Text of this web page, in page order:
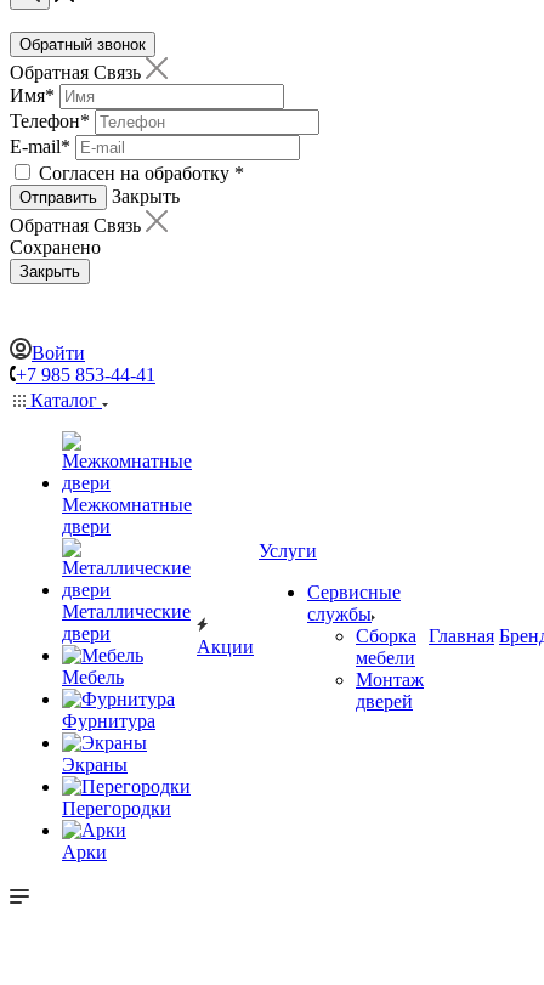
Обратный звонок
Обратная Связь
Имя*
Телефон*
E-mail*
Согласен на обработку *
Отправить
Закрыть
Обратная Связь
Сохранено
Закрыть
Войти
+7 985 853-44-41
Каталог
Межкомнатные
двери
Металлические
двери
Мебель
Фурнитура
Экраны
Перегородки
Арки
Акции
Услуги
Сервисные
службы
Сборка
мебели
Монтаж
дверей
Главная